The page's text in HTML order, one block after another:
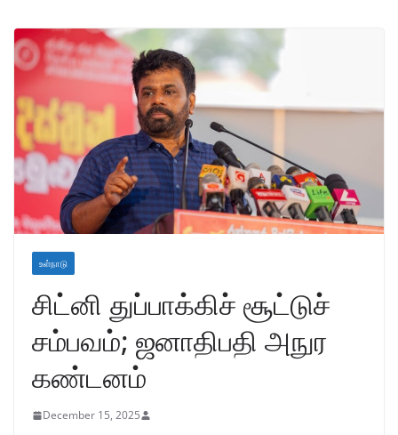
உள்நாடு
சிட்னி துப்பாக்கிச் சூட்டுச்
சம்பவம்; ஜனாதிபதி அநுர
கண்டனம்
December 15, 2025